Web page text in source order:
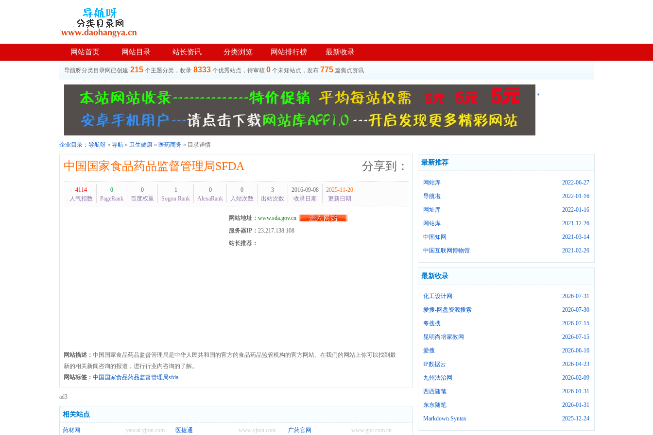
网站首页 网站目录 站长资讯 分类浏览 网站排行榜 最新收录
导航呀分类目录网已创建 215 个主题分类，收录 8333 个优秀站点，待审核 0 个未知站点，发布 775 篇焦点资讯
*
--
企业目录： 导航呀 » 导航 » 卫生健康 » 医药商务 » 目录详情
分享到：
中国国家食品药品监督管理局SFDA
4114
人气指数
0
PageRank
0
百度权重
1
Sogou Rank
0
AlexaRank
0
入站次数
3
出站次数
2016-09-08
收录日期
2025-11-20
更新日期
网站地址： www.sda.gov.cn
服务器IP： 23.217.138.108
站长推荐：
网站描述： 中国国家食品药品监督管理局是中华人民共和国的官方的食品药品监管机构的官方网站。在我们的网站上你可以找到最
新的相关新闻咨询的报道，进行行业内咨询的了解。
网站标签： 中国国家食品药品监督管理局sfda
ad3
相关站点
yaocai.yjton.com
药材网 www.yjton.com
医捷通 www.gpc.com.cn
广药官网
最新推荐
2022-06-27
网站库
2022-01-16
导航啦
2022-01-16
网址库
2021-12-26
网站库
2021-03-14
中国知网
2021-02-26
中国互联网博物馆
最新收录
2026-07-31
化工设计网
2026-07-30
爱搜-网盘资源搜索
2026-07-15
夸搜搜
2026-07-15
昆明尚培家教网
2026-06-16
爱搜
2026-04-23
IP数据云
2026-02-09
九州法治网
2026-01-31
西西随笔
2026-01-31
东东随笔
2025-12-24
Markdown Syntax